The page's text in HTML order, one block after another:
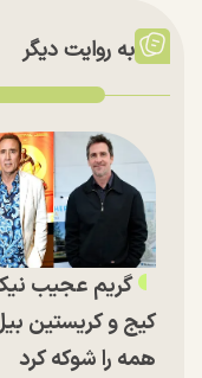
به روایت دیگر
گریم عجیب
کیج و کریستین
همه را شوکه کرد